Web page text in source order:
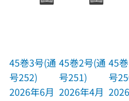
45巻3号(通
号252)
2026年6月
45巻2号(通
号251)
2026年4月
45
号